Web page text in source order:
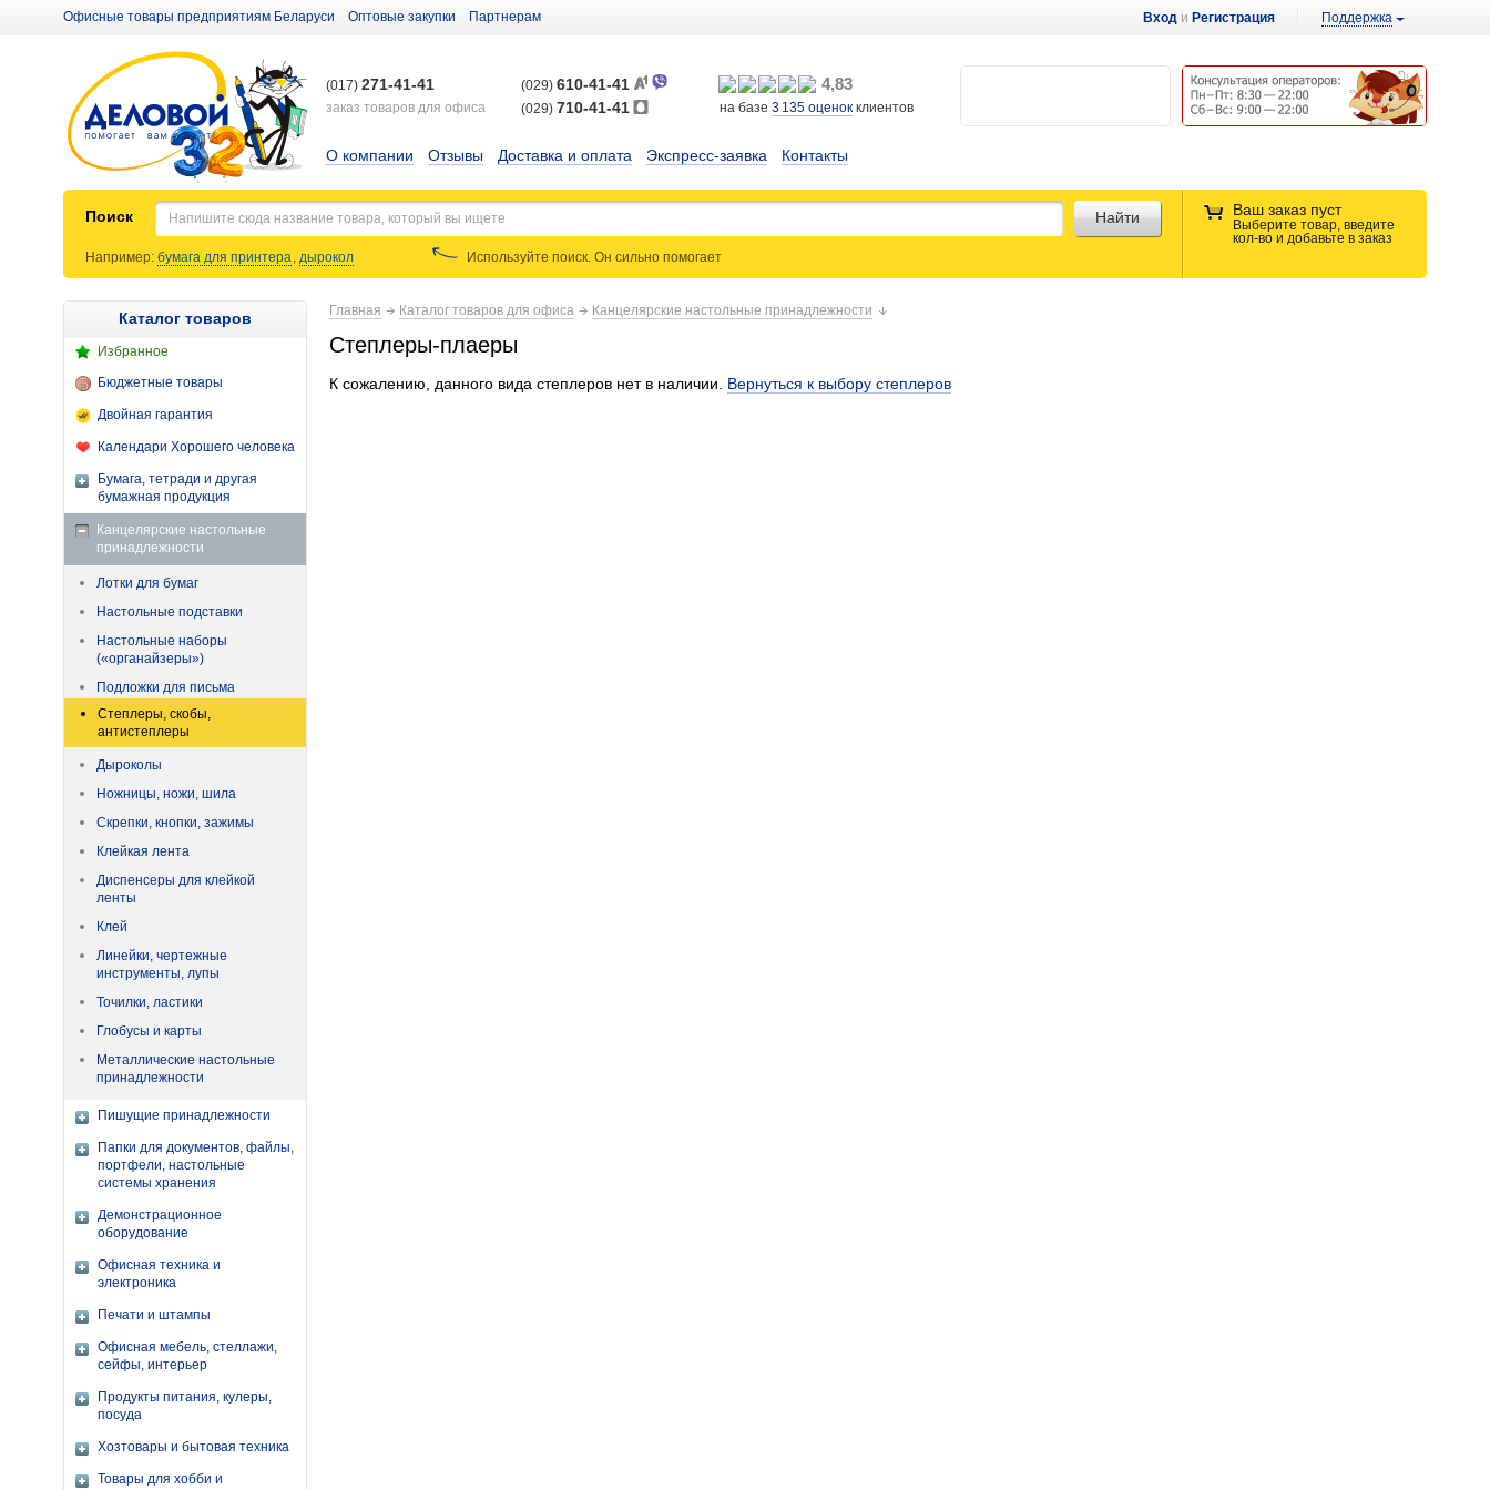
Вход и Регистрация Поддержка
Офисные товары предприятиям Беларуси Оптовые закупки Партнерам
(017) 271-41-41
заказ товаров для офиса
(029) 610-41-41
(029) 710-41-41
4,83
на базе 3 135 оценок клиентов
О компании Отзывы Доставка и оплата Экспресс-заявка Контакты
Поиск Ваш заказ пуст
Выберите товар, введите
кол-во и добавьте в заказ
Найти
Например: бумага для принтера, дырокол Используйте поиск. Он сильнопомогает
Каталог товаров
Избранное
Бюджетные товары
Двойная гарантия
Календари Хорошего человека
Бумага, тетради и другая
бумажная продукция
Канцелярские настольные
принадлежности
Лотки для бумаг
Настольные подставки
Настольные наборы
(«органайзеры»)
Подложки для письма
Степлеры, скобы,
антистеплеры
Дыроколы
Ножницы, ножи, шила
Скрепки, кнопки, зажимы
Клейкая лента
Диспенсеры для клейкой
ленты
Клей
Линейки, чертежные
инструменты, лупы
Точилки, ластики
Глобусы и карты
Металлические настольные
принадлежности
Пишущие принадлежности
Папки для документов, файлы,
портфели, настольные
системы хранения
Демонстрационное
оборудование
Офисная техника и
электроника
Печати и штампы
Офисная мебель, стеллажи,
сейфы, интерьер
Продукты питания, кулеры,
посуда
Хозтовары и бытовая техника
Товары для хобби и
Главная Каталог товаров для офиса Канцелярские настольные принадлежности
Степлеры-плаеры
К сожалению, данного вида степлеров нет в наличии. Вернуться к выбору степлеров